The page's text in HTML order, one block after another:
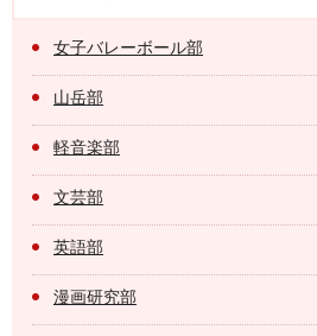
女子バレーボール部
山岳部
軽音楽部
文芸部
英語部
漫画研究部